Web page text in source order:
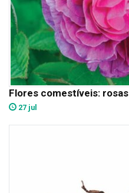
Flores comestíveis: rosas
27 jul